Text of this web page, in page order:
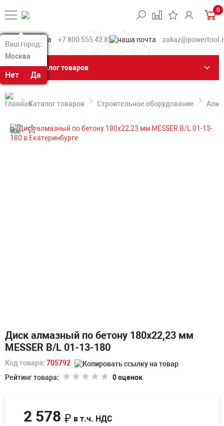
Ваш город:
Москва
Нет Да
Ваш город:
Москва
Нет Да
0
+7 800 555 42 85
Каталог товаров
Каталог товаров Строительное оборудование
Диск алмазный по бетону 180х22,23 мм
MESSER B/L 01-13-180
Код товара: 705792
Рейтинг товара:
0 оценок
2 578 ₽ в т.ч. НДС